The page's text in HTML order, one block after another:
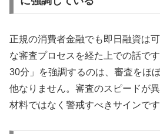
正規の消費者金融でも即日融資は
な審査プロセスを経た上での話で
30分」を強調するのは、審査をほ
他なりません。審査のスピードが
材料ではなく警戒すべきサインです